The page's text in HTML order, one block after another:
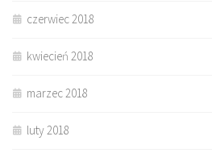
czerwiec 2018
kwiecień 2018
marzec 2018
luty 2018